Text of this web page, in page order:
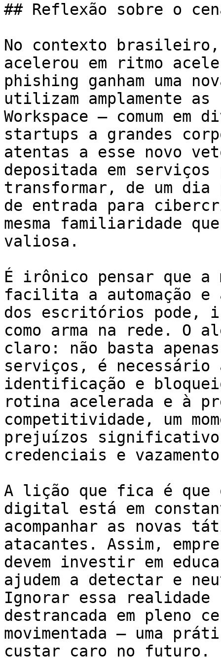
## Reflexão sobre o
No contexto
acelerou em ritmo
phishing ganham uma
utilizam amplamente as
Workspace – comum em
startups a grandes
atentas a esse novo
depositada em serviços
transformar, de um dia
de entrada para
mesma familiaridade
valiosa.
É irônico pensar que a
facilita a automação
dos escritórios pode,
como arma na rede. O
claro: não basta
serviços, é necessário
identificação e
rotina acelerada e à
competitividade, um
prejuízos
credenciais e
A lição que fica é que
digital está em
acompanhar as novas
atacantes. Assim,
devem investir em
ajudem a detectar e
Ignorar essa
destrancada em pleno
movimentada – uma
custar caro no futuro.